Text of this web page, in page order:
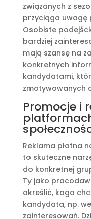
związanych z
przyciąga uwagę
Osobiste
bardziej
mają szansę na
konkretnych
kandydatami,
zmotywowanych
Promocje i
Reklama płatna
to skuteczne
do konkretnej
Ty jako
określić, kogo
kandydata, np.
zainteresowań.